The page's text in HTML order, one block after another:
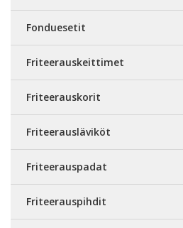
Fonduesetit
Friteerauskeittimet
Friteerauskorit
Friteerausläviköt
Friteerauspadat
Friteerauspihdit